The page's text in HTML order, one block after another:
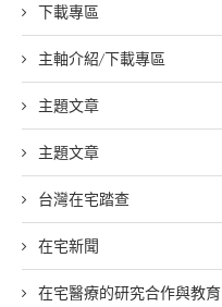
下載專區
主軸介紹/下載專區
主題文章
主題文章
台灣在宅踏查
在宅新聞
在宅醫療的研究合作與教育